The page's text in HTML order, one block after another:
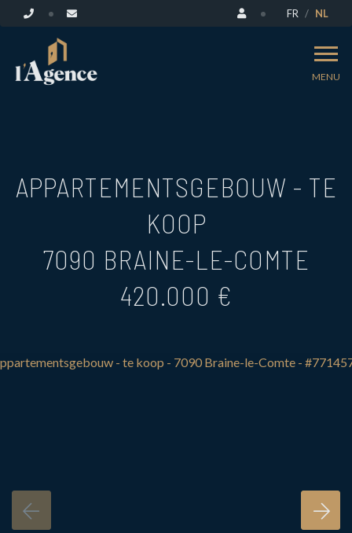
FR NL
MENU
APPARTEMENTSGEBOUW - TE
KOOP
7090 BRAINE-LE-COMTE
420.000 €